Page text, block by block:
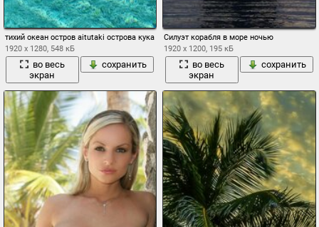
тихий океан остров aitutaki острова кука море пляж пальмы вода прозрачность
1920 x 1280, 548 кБ
во весь
экран
сохранить
Силуэт корабля в море ночью
1920 x 1200, 195 кБ
во весь
экран
сохранить